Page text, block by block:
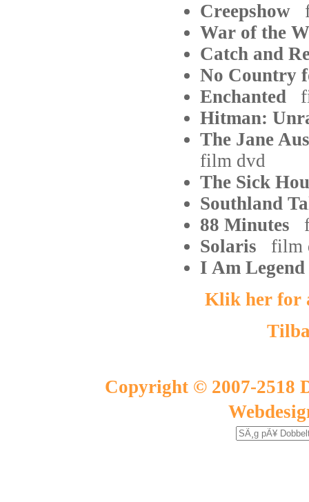
Creepshow
War of the
Catch and
No
Enchanted
Hitman:
The Jane
film dvd
The Sick
Southland
88 Minutes
Solaris film
I Am
Klik her for
Copyright © 2007-2518